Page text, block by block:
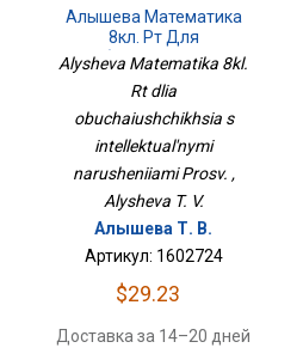
Алышева Математика
8кл. Рт Для
Обучающихся С
Интеллектуальными
Нарушениями Просв.
Alysheva Matematika 8kl.
Rt dlia
obuchaiushchikhsia s
intellektual'nymi
narusheniiami Prosv. ,
Alysheva T. V.
Алышева Т. В.
Артикул: 1602724
$29.23
Доставка за 14–20 дней